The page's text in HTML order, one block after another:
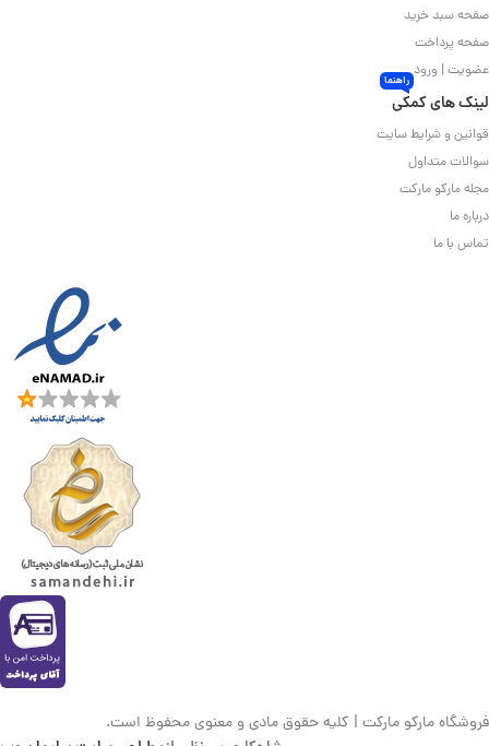
صفحه سبد خرید
صفحه پرداخت
عضویت | ورود
لینک های کمکی
راهنما
قوانین و شرایط سایت
سوالات متداول
مجله مارکو مارکت
درباره ما
تماس با ما
فروشگاه مارکو مارکت | کلیه حقوق مادی و معنوی محفوظ است.